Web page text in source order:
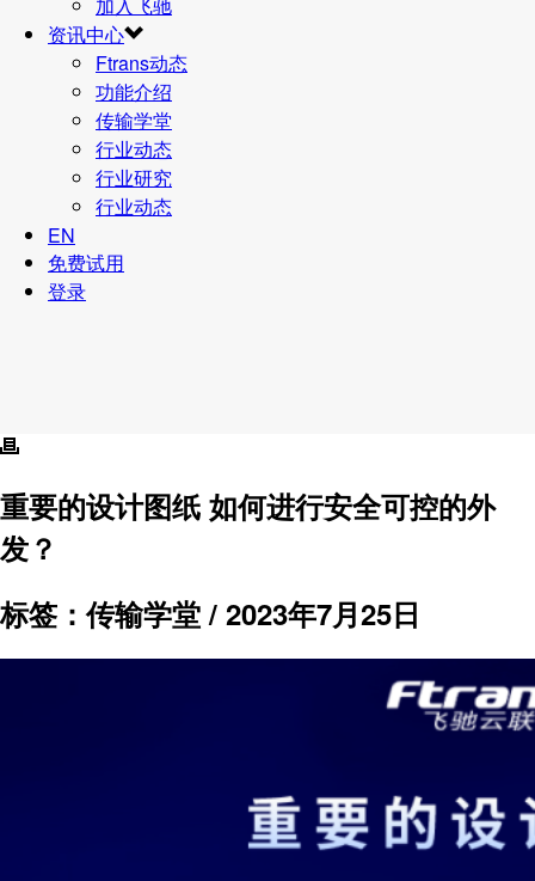
资讯中心
Ftrans动态
功能介绍
传输学堂
行业动态
行业研究
行业动态
EN
免费试用
登录
重要的设计图纸 如何进行安全可控的外
发？
标签：传输学堂 / 2023年7月25日